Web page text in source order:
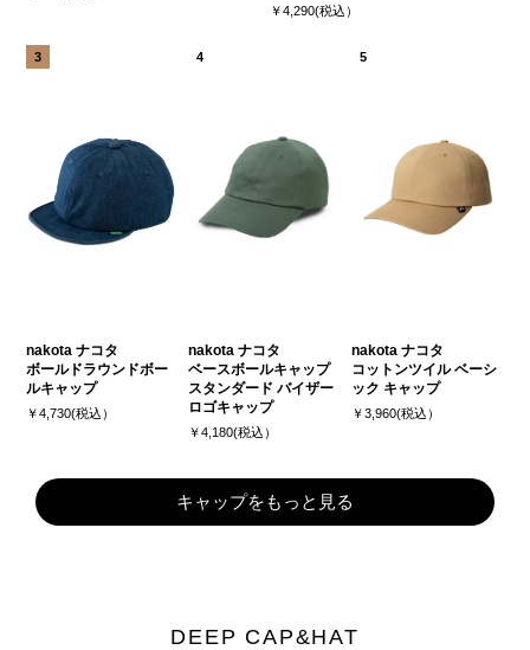
￥4,290(税込）
nakota ナコタ
ボールドラウンドボー
ルキャップ
￥4,730(税込）
nakota ナコタ
ベースボールキャップ
スタンダード バイザー
ロゴキャップ
￥4,180(税込）
nakota ナコタ
コットンツイル ベーシ
ック キャップ
￥3,960(税込）
キャップをもっと見る
DEEP CAP&HAT